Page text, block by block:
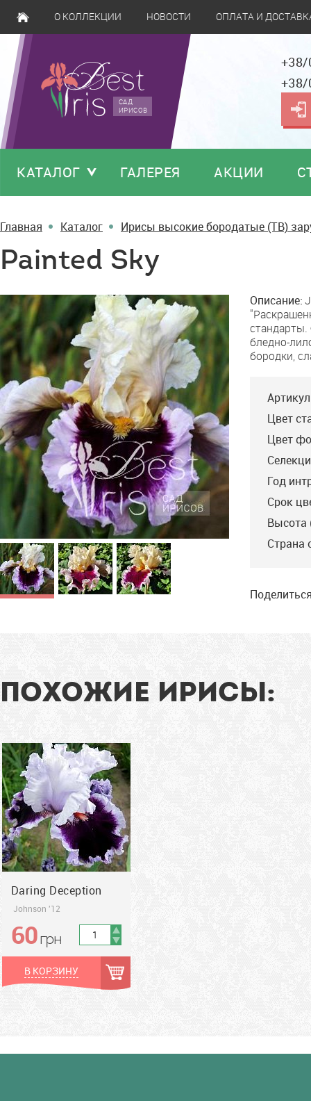
О КОЛЛЕКЦИИ НОВОСТИ ОПЛАТА И
САД
ИРИСОВ
КАТАЛОГ ГАЛЕРЕЯ АКЦИИ
Главная Каталог Ирисы высокие бородатые (TB)
Painted Sky
Painted
Sky
Описание:
бледно-
бородки,
Цвет
Цвет
Год
Срок
Высота
Страна
ПОХОЖИЕ ИРИСЫ:
Daring Deception
Johnson '12
грн
60грн
В КОРЗИНУ
Daring Deception
Johnson’12, M, 89,
HM’014, AM’16, WM’19,
DM’21. "Daring Deception
был любимым от своего
первого цветения и
2012